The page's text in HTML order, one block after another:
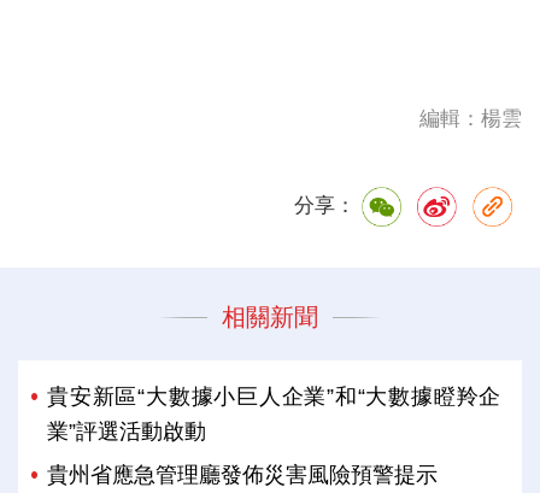
編輯：楊雲
分享：
相關新聞
貴安新區“大數據小巨人企業”和“大數據瞪羚企
業”評選活動啟動
貴州省應急管理廳發佈災害風險預警提示